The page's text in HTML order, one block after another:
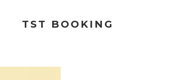
TST BOOKING